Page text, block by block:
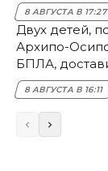
8 АВГУСТА В 17:27
Двух детей,
Архипо-
БПЛА,
8 АВГУСТА В 16:11